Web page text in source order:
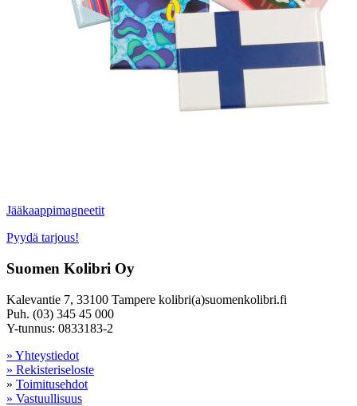
Jääkaappimagneetit
Pyydä tarjous!
Suomen Kolibri Oy
Kalevantie 7, 33100 Tampere kolibri(a)suomenkolibri.fi
Puh. (03) 345 45 000
Y-tunnus: 0833183-2
» Yhteystiedot
» Rekisteriseloste
» Toimitusehdot
» Vastuullisuus